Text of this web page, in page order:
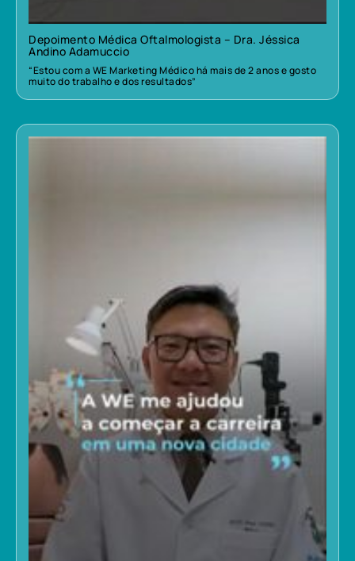
Depoimento Médica Oftalmologista – Dra. Jéssica
Andino Adamuccio
“Estou com a WE Marketing Médico há mais de 2 anos e gosto
muito do trabalho e dos resultados”